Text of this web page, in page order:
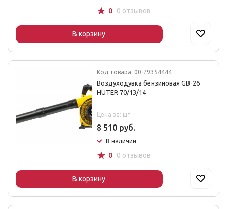
☆ 0 0 отзывов
В корзину
Код товара: 00-79354444
Воздуходувка бензиновая GB-26
HUTER 70/13/14
Цена за: шт
8 510 руб.
В наличии
☆ 0 0 отзывов
В корзину